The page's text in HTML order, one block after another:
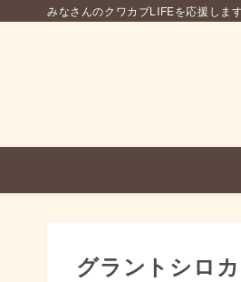
みなさんのクワカブLIFEを応援しま
グラントシロ